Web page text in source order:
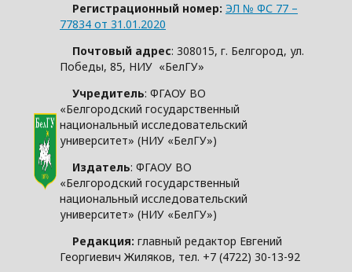
Регистрационный номер: ЭЛ № ФС 77 –
77834 от 31.01.2020
Почтовый адрес: 308015, г. Белгород, ул.
Победы, 85, НИУ «БелГУ»
Учредитель: ФГАОУ ВО
«Белгородский государственный
национальный исследовательский
университет» (НИУ «БелГУ»)
Издатель: ФГАОУ ВО
«Белгородский государственный
национальный исследовательский
университет» (НИУ «БелГУ»)
Редакция: главный редактор Евгений
Георгиевич Жиляков, тел. +7 (4722) 30-13-92